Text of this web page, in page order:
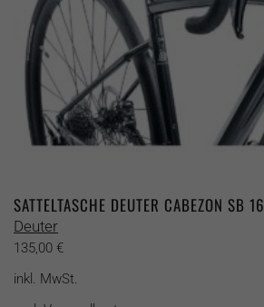
gewählt
werden
SATTELTASCHE DEUTER CABEZON SB 16
Deuter
135,00 €
inkl. MwSt.